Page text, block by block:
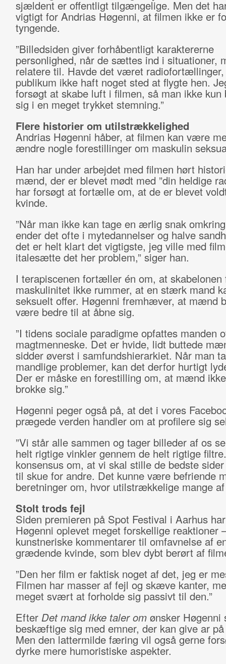
sjældent er offentligt tilgængelige. Men det
vigtigt for Andrias Høgenni, at filmen ikke er
tyngende.
”Billedsiden giver forhåbentligt karaktererne
personlighed, når de sættes ind i situationer,
relatere til. Havde det været radiofortællinger,
publikum ikke haft noget sted at flygte hen.
forsøgt at skabe luft i filmen, så man ikke kun
sig i en meget trykket stemning.”
Flere historier om utilstrækkelighed
Andrias Høgenni håber, at filmen kan være
ændre nogle forestillinger om maskulin
Han har under arbejdet med filmen hørt
mænd, der er blevet mødt med ”din heldige
har forsøgt at fortælle om, at de er blevet
kvinde.
”Når man ikke kan tage en ærlig snak
ender det ofte i mytedannelser og halve
det er helt klart det vigtigste, jeg ville med
italesætte det her problem,” siger han.
I terapiscenen fortæller én om, at skabelonen
maskulinitet ikke rummer, at en stærk mand
seksuelt offer. Høgenni fremhæver, at mænd
være bedre til at åbne sig.
”I tidens sociale paradigme opfattes manden
magtmenneske. Det er hvide, lidt buttede
sidder øverst i samfundshierarkiet. Når man
mandlige problemer, kan det derfor hurtigt
Der er måske en forestilling om, at mænd
brokke sig.”
Høgenni peger også på, at det i vores
prægede verden handler om at profilere sig
”Vi står alle sammen og tager billeder af os
helt rigtige vinkler gennem de helt rigtige
konsensus om, at vi skal stille de bedste
til skue for andre. Det kunne være befriende
beretninger om, hvor utilstrækkelige mange af
Stolt trods fejl
Siden premieren på Spot Festival i Aarhus
Høgenni oplevet meget forskellige reaktioner
kunstneriske kommentarer til omfavnelse af
grædende kvinde, som blev dybt berørt af
”Den her film er faktisk noget af det, jeg er
Filmen har masser af fejl og skæve kanter,
meget svært at forholde sig passivt til den.”
Efter Det mand ikke taler omønsker Høgenni
beskæftige sig med emner, der kan give ar
Men den lattermilde færing vil også gerne
dyrke mere humoristiske aspekter.